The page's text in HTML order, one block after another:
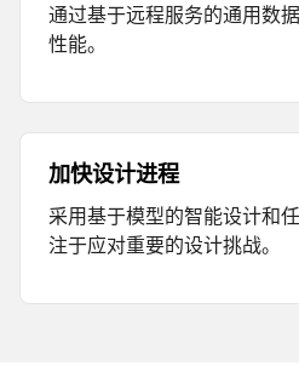
通过基于远程服务的通用数
性能。
加快设计进程
采用基于模型的智能设计和
注于应对重要的设计挑战。